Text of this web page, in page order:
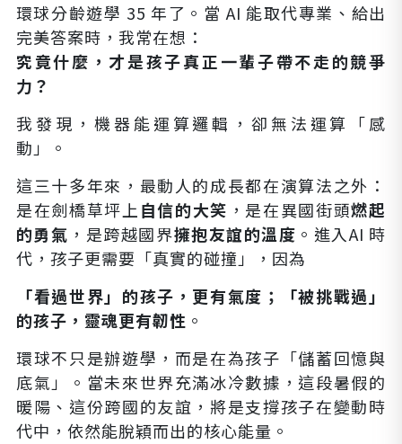
環球分齡遊學 35 年了。當 AI 能取代專業、給出
完美答案時，我常在想：
究竟什麼，才是孩子真正一輩子帶不走的競爭
力？
我發現，機器能運算邏輯，卻無法運算「感
動」。
這三十多年來，最動人的成長都在演算法之外：
是在劍橋草坪上自信的大笑 ，是在異國街頭燃起
的勇氣 ，是跨越國界擁抱友誼的溫度 。進入AI 時
代，孩子更需要「真實的碰撞」，因為
「看過世界」的孩子，更有氣度；「被挑戰過」
的孩子，靈魂更有韌性 。
環球不只是辦遊學，而是在為孩子「儲蓄回憶與
底氣」。當未來世界充滿冰冷數據，這段暑假的
暖陽、這份跨國的友誼，將是支撐孩子在變動時
代中，依然能脫穎而出的核心能量。